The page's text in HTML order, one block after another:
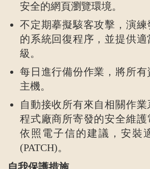
安全的網頁瀏覽環境。
不定期摹擬駭客攻擊，演
的系統回復程序，並提供
級。
每日進行備份作業，將所
主機。
自動接收所有來自相關作業
程式廠商所寄發的安全維
依照電子信的建議，安裝
(PATCH)。